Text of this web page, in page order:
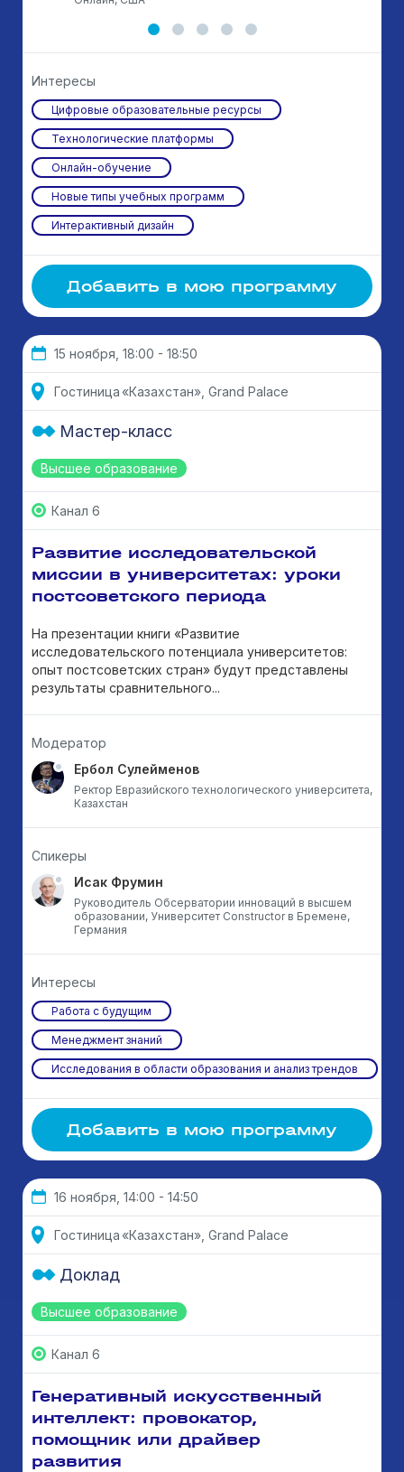
Интересы
Цифровые образовательные ресурсы
Технологические платформы
Онлайн-обучение
Новые типы учебных программ
Интерактивный дизайн
Добавить в мою программу
15 ноября, 18:00 - 18:50
Гостиница «Казахстан», Grand Palace
Высшее образование
Мастер-класс
Канал 6
Развитие исследовательской
миссии в университетах: уроки
постсоветского периода
На презентации книги «Развитие
исследовательского потенциала университетов:
опыт постсоветских стран» будут представлены
результаты сравнительного...
Модератор
Ербол Сулейменов
Ректор Евразийского технологического университета,
Казахстан
Спикеры
Исак Фрумин
Руководитель Обсерватории инноваций в высшем
образовании, Университет Constructor в Бремене,
Германия
Интересы
Работа с будущим
Менеджмент знаний
Исследования в области образования и анализ трендов
Добавить в мою программу
16 ноября, 14:00 - 14:50
Гостиница «Казахстан», Grand Palace
Высшее образование
Доклад
Канал 6
Генеративный искусственный
интеллект: провокатор,
помощник или драйвер
развития